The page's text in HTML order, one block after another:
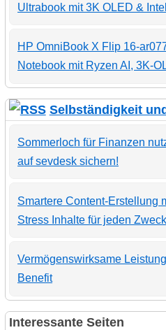
Ultrabook mit 3K OLED &
HP OmniBook X Flip 16-
Notebook mit Ryzen AI, 3K-
Selbständigkeit
Sommerloch für Finanzen
auf sevdesk sichern!
Smartere Content-Erstellung
Stress Inhalte für jeden
Vermögenswirksame
Benefit
Interessante Seiten